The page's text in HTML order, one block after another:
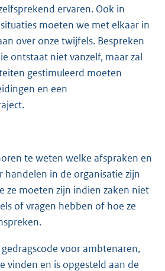
ervaren. Ook in
moeten we met elkaar in
over onze twijfels. Bespreken
ontstaat niet vanzelf, maar zal
gestimuleerd moeten
en een
te weten welke afspraken en
handelen in de organisatie zijn
ze moeten zijn indien zaken niet
of vragen hebben of hoe ze
voor ambtenaren,
vinden en is opgesteld aan de